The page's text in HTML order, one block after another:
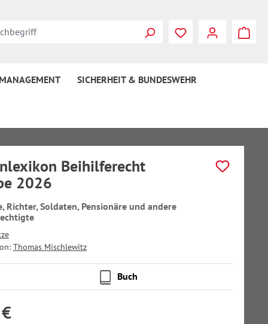
SICHERHEIT & BUNDESWEHR
Beihilferecht
2026
Richter, Soldaten, Pensionäre und andere
Thomas Mischlewitz
Buch